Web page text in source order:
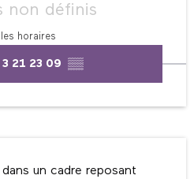
non définis
horaires
3 21 23 09 ▒▒
un cadre reposant